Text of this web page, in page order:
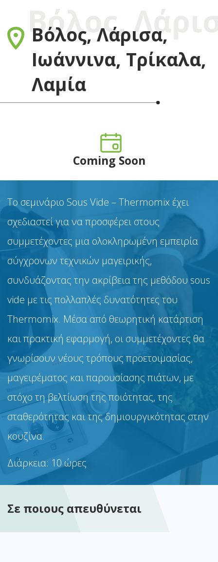
Βόλος,
Βόλος, Λάρισα,
Ιωάννινα, Τρίκαλα,
Λαμία
Coming Soon
Το σεμινάριο Sous Vide – Thermomix έχει
σχεδιαστεί για να προσφέρει στους
συμμετέχοντες μια ολοκληρωμένη εμπειρία
σύγχρονων τεχνικών μαγειρικής,
συνδυάζοντας την ακρίβεια της μεθόδου sous
vide με τις πολλαπλές δυνατότητες του
Thermomix. Μέσα από θεωρητική κατάρτιση
και πρακτική εφαρμογή, οι συμμετέχοντες θα
γνωρίσουν νέους τρόπους προετοιμασίας,
μαγειρέματος και παρουσίασης πιάτων, με
στόχο τη βελτίωση της ποιότητας, της
σταθερότητας και της δημιουργικότητας στην
κουζίνα.
Διάρκεια: 10 ώρες
Σε ποιους απευθύνεται